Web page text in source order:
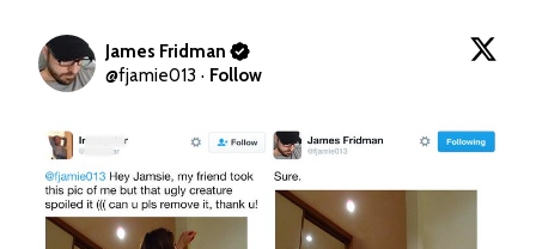
James Fridman
@fjamie013 · Follow